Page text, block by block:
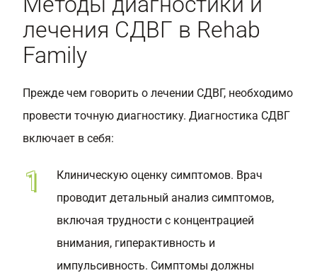
лечения СДВГ в Rehab
Family
Прежде чем говорить о лечении СДВГ, необходимо
провести точную диагностику. Диагностика СДВГ
включает в себя:
Клиническую оценку симптомов. Врач
проводит детальный анализ симптомов,
включая трудности с концентрацией
внимания, гиперактивность и
импульсивность. Симптомы должны